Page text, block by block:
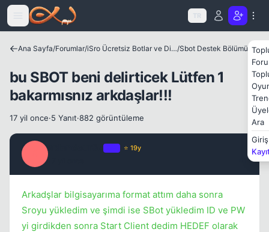
Icerige atla
TR
Ara
Giriş
Ana Sayfa/Forumlar/ iSro Ücretsiz Botlar ve Diğer Programlar/Sbot Destek Bölümü
bu SBOT beni delirticek Lütfen 1
bakarmısnız arkdaşlar!!!
17 yil once·5 Yanıt·882 görüntüleme
⭐ 19y
Arkadşlar bilgisayarıma format attım daha sonra
Sroyu yükledim ve şimdi ise SBot yükledim ID ve PW
yi girdikden sonra Start Client dedim HEDEF olarak
Kapat